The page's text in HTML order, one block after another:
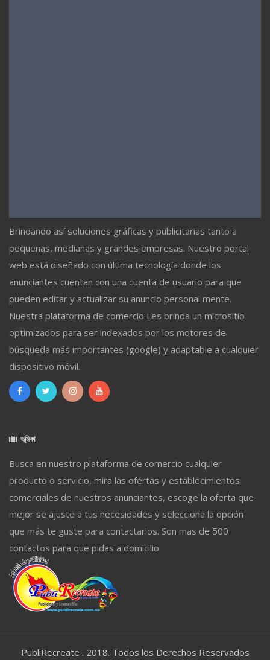
Brindando así soluciones gráficas y publicitarias tanto a
pequeñas, medianas y grandes empresas. Nuestro portal
web está diseñado con última tecnología donde los
anunciantes cuentan con una cuenta de usuario para que
pueden editar y actualizar su anuncio personal mente.
Nuestra plataforma de comercio Les brinda un micrositio
optimizados para ser indexados por los motores de
búsqueda más importantes (google) y adaptable a cualquier
dispositivo móvil.
ভূমিকা
Busca en nuestro plataforma de comercio cualquier
producto o servicio, mira las ofertas y establecimientos
comerciales de nuestros anunciantes, escoge la oferta que
mejor se ajuste a tus necesidades y selecciona la opción
que más te guste para contactarlos. Son mas de 500
contactos para que pidas a domicilio
PubliRecreate . 2018. Todos los Derechos Reservados